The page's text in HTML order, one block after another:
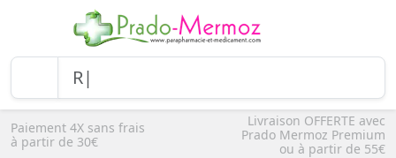
Paiement 4X sans frais
à partir de 30€
Livraison OFFERTE avec
Prado Mermoz Premium
ou à partir de 55€